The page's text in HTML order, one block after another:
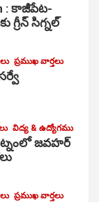
: కాజీపేట-
గ్రీన్ సిగ్నల్
ప్రముఖ వార్తలు
విద్య & ఉద్యోగము
జవహర్
ప్రముఖ వార్తలు